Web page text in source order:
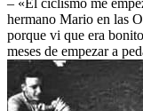
– «El ciclismo me
hermano Mario en las
porque vi que era
meses de empezar a